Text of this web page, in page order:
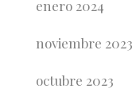
enero 2024
noviembre 2023
octubre 2023